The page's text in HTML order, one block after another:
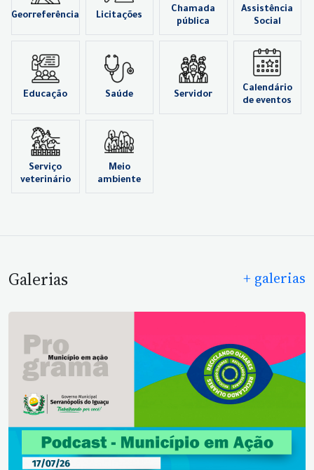
Georreferência Licitações
Chamada
pública
Assistência
Social
Educação Saúde Servidor
Calendário
de eventos
Serviço
veterinário
Meio
ambiente
Galerias + galerias